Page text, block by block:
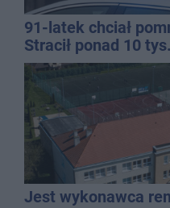
91-latek chciał
Stracił ponad 10
Jest wykonawca